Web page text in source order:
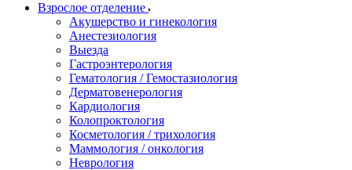
Взрослое отделение
Акушерство и гинекология
Анестезиология
Выезда
Гастроэнтерология
Гематология / Гемостазиология
Дерматовенерология
Кардиология
Колопроктология
Косметология / трихология
Маммология / онкология
Неврология